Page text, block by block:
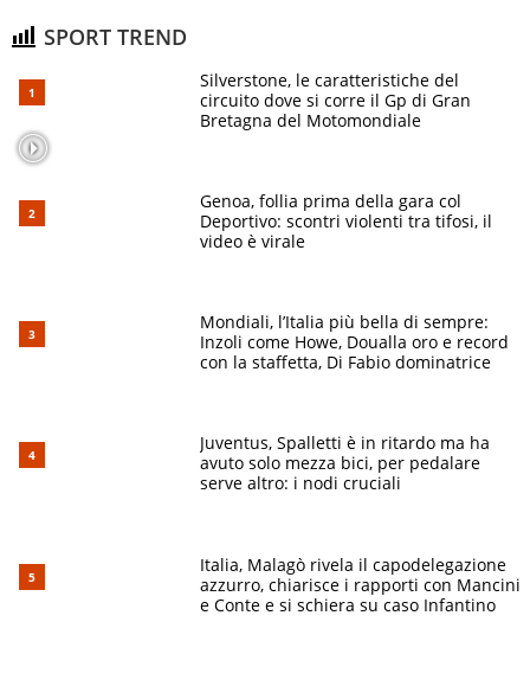
SPORT TREND
Silverstone, le caratteristiche del
circuito dove si corre il Gp di Gran
Bretagna del Motomondiale
Genoa, follia prima della gara col
Deportivo: scontri violenti tra tifosi, il
video è virale
Mondiali, l’Italia più bella di sempre:
Inzoli come Howe, Doualla oro e record
con la staffetta, Di Fabio dominatrice
Juventus, Spalletti è in ritardo ma ha
avuto solo mezza bici, per pedalare
serve altro: i nodi cruciali
Italia, Malagò rivela il capodelegazione
azzurro, chiarisce i rapporti con Mancini
e Conte e si schiera su caso Infantino